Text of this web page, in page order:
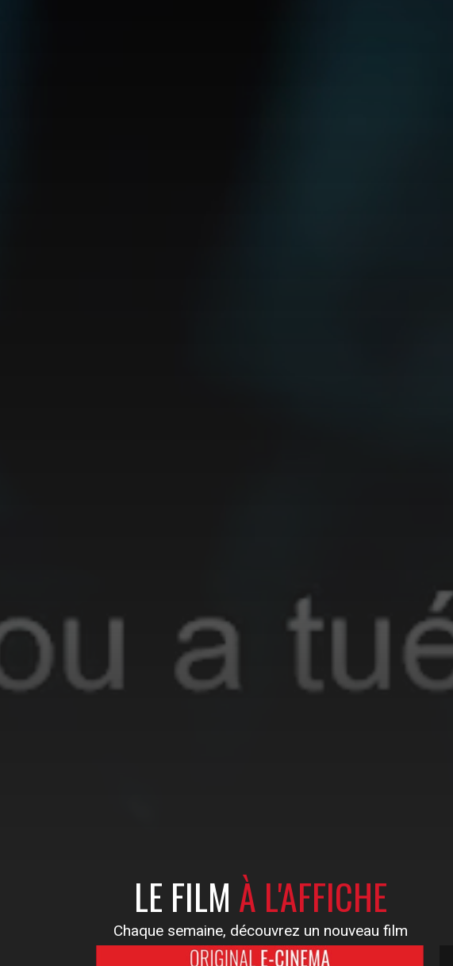
LE FILM À L'AFFICHE
Chaque semaine, découvrez un nouveau film